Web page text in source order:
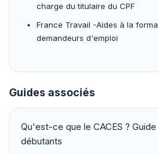
charge du titulaire du CPF
France Travail -Aides à la
demandeurs d'emploi
Guides associés
Qu'est-ce que le CACES ?
débutants